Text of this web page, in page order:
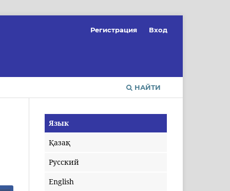
НАЙТИ
Регистрация Вход
Язык
Қазақ
Русский
English